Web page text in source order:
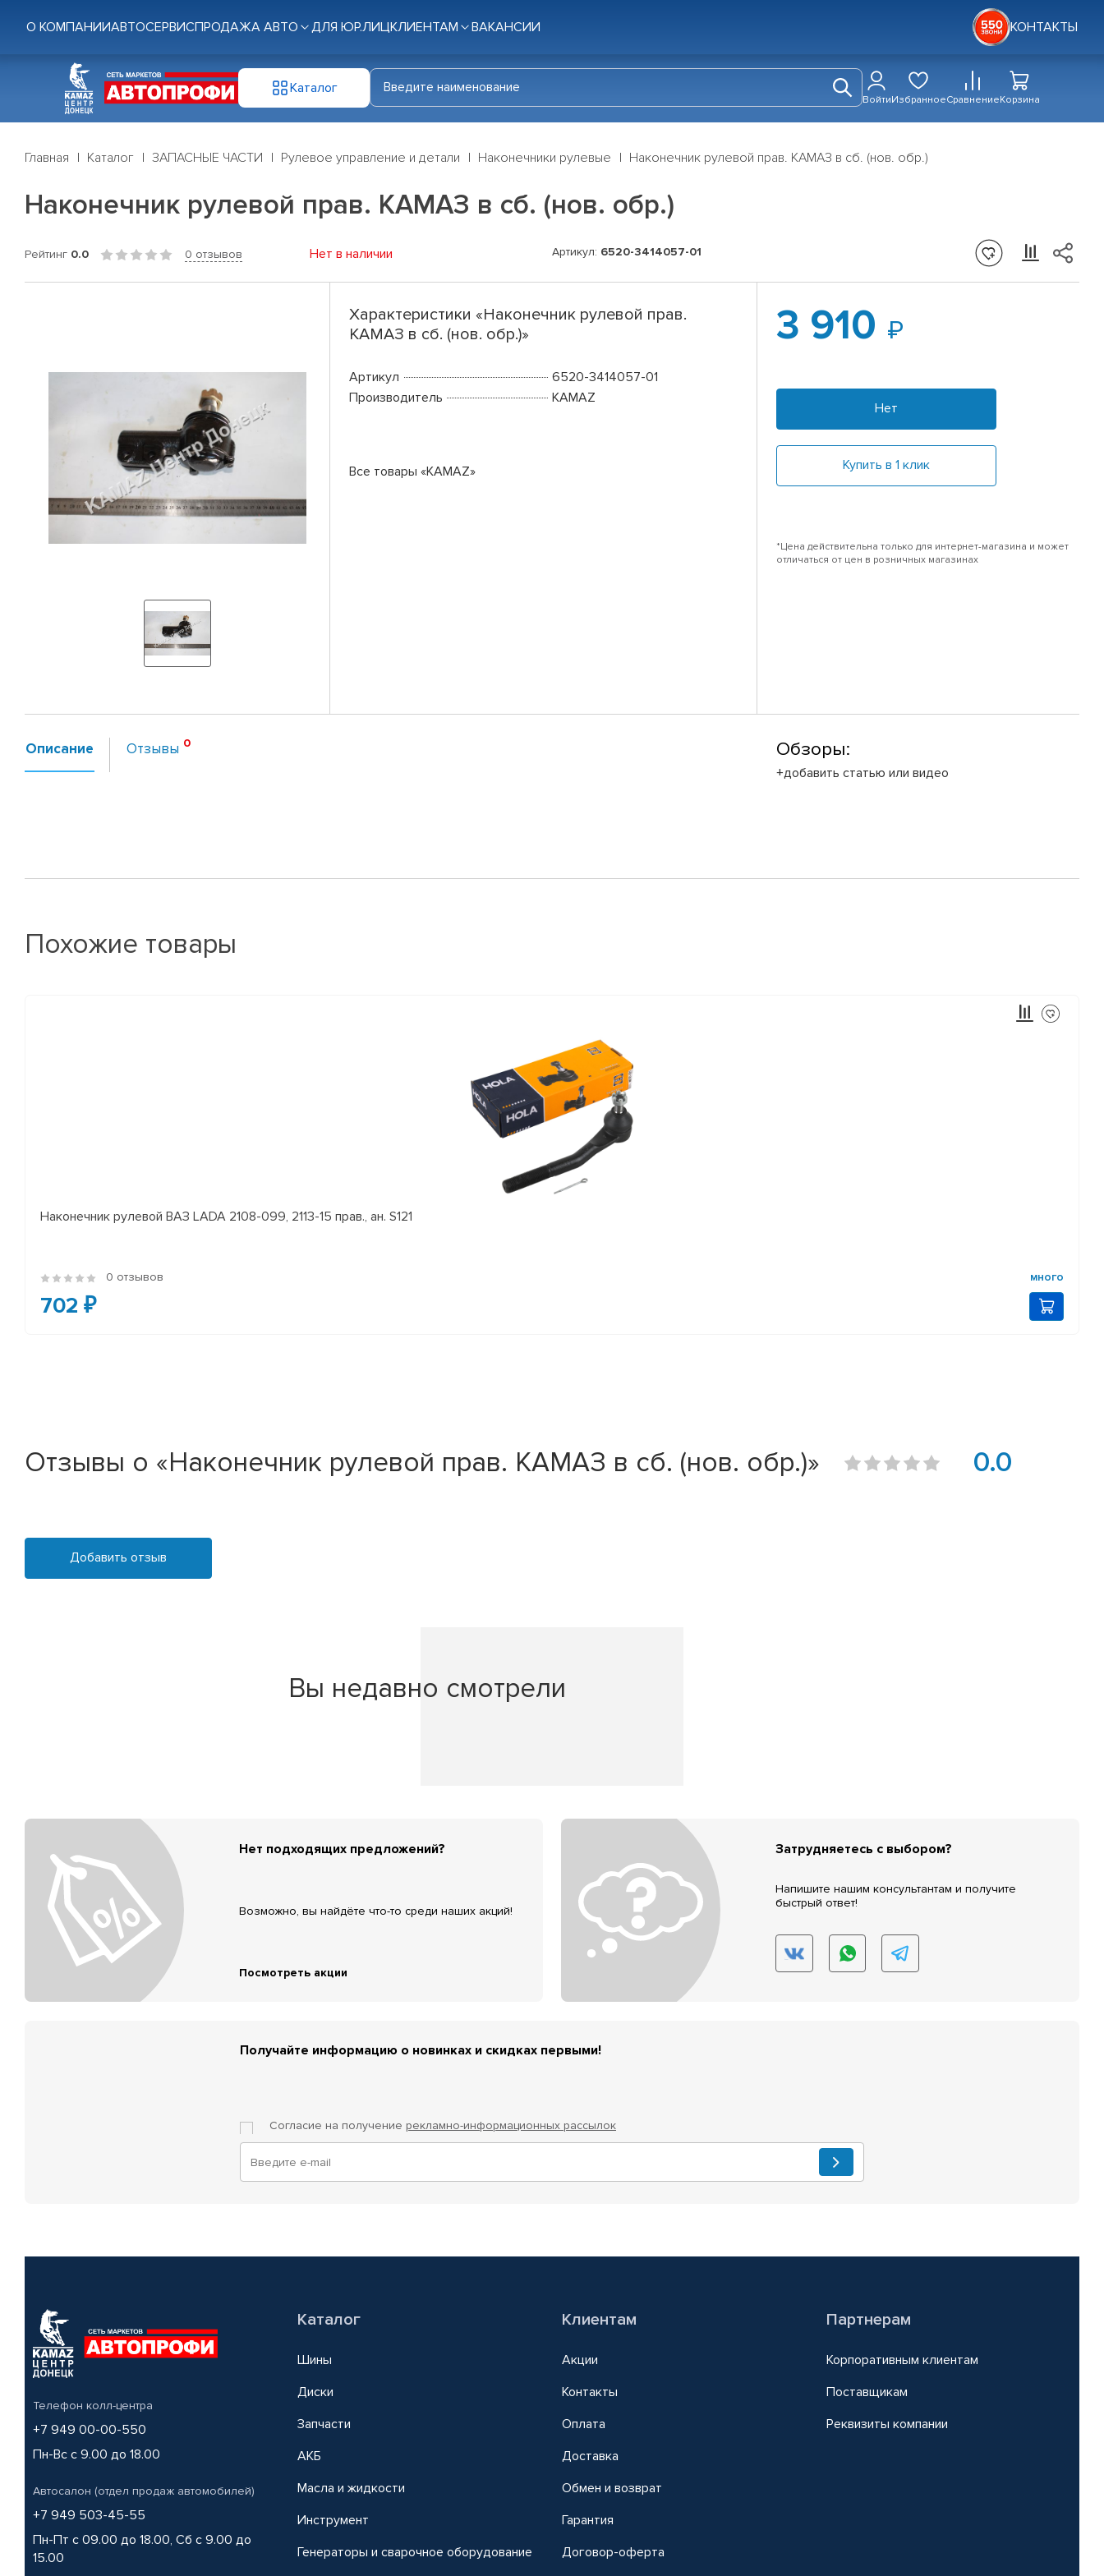
О КОМПАНИИАВТОСЕРВИСПРОДАЖА АВТО ДЛЯ ЮР.ЛИЦКЛИЕНТАМ ВАКАНСИИ КОНТАКТЫ
Каталог
ВойтиИзбранноеСравнениеКорзина
Главная Каталог ЗАПАСНЫЕ ЧАСТИ Рулевое управление и детали Наконечники рулевые Наконечник рулевой прав. КАМАЗ в сб. (нов. обр.)
Наконечник рулевой прав. КАМАЗ в сб. (нов. обр.)
Рейтинг 0.0 0 отзывов Нет в наличии Артикул: 6520-3414057-01
Характеристики «Наконечник рулевой прав.
КАМАЗ в сб. (нов. обр.)»
Артикул
6520-3414057-01
Производитель
KAMAZ
Все товары «KAMAZ»
3 910
Нет
Купить в 1 клик
*Цена действительна только для интернет-магазина и может
отличаться от цен в розничных магазинах
Описание Отзывы Обзоры:
+добавить статью или видео
Похожие товары
Наконечник рулевой ВАЗ LADA 2108-099, 2113-15 прав., ан. S121
0 отзывов много
702 ₽
Отзывы о «Наконечник рулевой прав. КАМАЗ в сб. (нов. обр.)» 0.0
Добавить отзыв
Вы недавно смотрели
Нет подходящих предложений?
Возможно, вы найдёте что-то среди наших акций!
Посмотреть акции
Затрудняетесь с выбором?
Напишите нашим консультантам и получите
быстрый ответ!
Получайте информацию о новинках и скидках первыми!
Согласие на получение рекламно-информационных рассылок
Телефон колл-центра
+7 949 00-00-550
Пн-Вс с 9.00 до 18.00
Автосалон (отдел продаж автомобилей)
+7 949 503-45-55
Пн-Пт с 09.00 до 18.00, Сб с 9.00 до
15.00
Каталог
Шины
Диски
Запчасти
АКБ
Масла и жидкости
Инструмент
Генераторы и сварочное оборудование
Клиентам
Акции
Контакты
Оплата
Доставка
Обмен и возврат
Гарантия
Договор-оферта
Партнерам
Корпоративным клиентам
Поставщикам
Реквизиты компании